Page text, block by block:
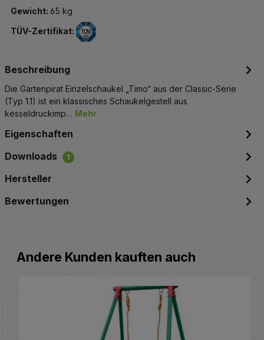
Gewicht: 65 kg
TÜV-Zertifikat:
Beschreibung
Die Gartenpirat Einzelschaukel „Timo“ aus der Classic-Serie
(Typ 1.1) ist ein klassisches Schaukelgestell aus
kesseldruckimp… Mehr
Eigenschaften
Downloads
1
Hersteller
Bewertungen
Produktgalerie überspringen
Andere Kunden kauften auch